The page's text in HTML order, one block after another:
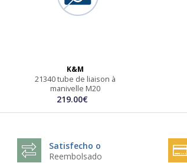
K&M
21340 tube de liaison à
manivelle M20
219.00€
Satisfecho o
Reembolsado